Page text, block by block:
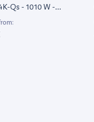
Qs - 1010 W -
M/Min - Plateau
- Filaire Et
- Poncer De